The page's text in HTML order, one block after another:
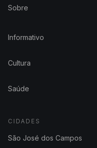
Sobre
Informativo
Cultura
Saúde
CIDADES
São José dos Campos